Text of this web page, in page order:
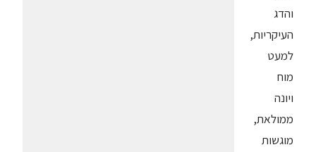
והדג
העיקריות,
למעט
מוח
ויונה
ממולאת,
מוגשות